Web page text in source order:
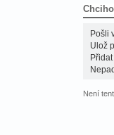
Pošli
Ulož
Není